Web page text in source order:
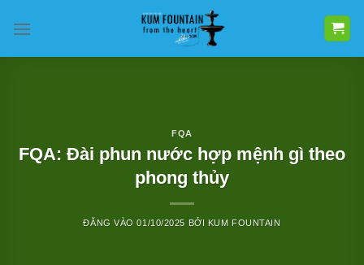
qua
FQA
FQA: Đài phun nước hợp mệnh gì theo
phong thủy
ĐĂNG VÀO01/10/2025 BỞI KUM FOUNTAIN